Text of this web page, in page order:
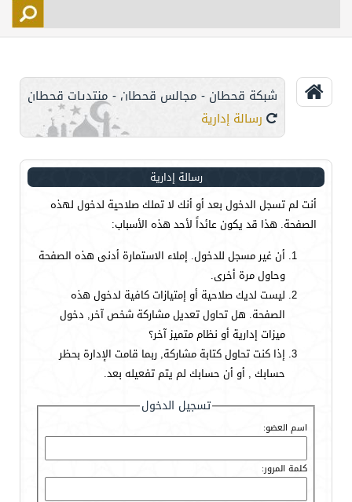
التحكم
شبكة قحطان - مجالس قحطان - منتديات قحطان
رسالة إدارية
رسالة إدارية
أنت لم تسجل الدخول بعد أو أنك لا تملك صلاحية لدخول لهذه
الصفحة. هذا قد يكون عائداً لأحد هذه الأسباب:
أن غير مسجل للدخول. إملاء الاستمارة أدنى هذه الصفحة
وحاول مرة أخرى.
ليست لديك صلاحية أو إمتيازات كافية لدخول هذه
الصفحة. هل تحاول تعديل مشاركة شخص آخر, دخول
ميزات إدارية أو نظام متميز آخر؟
إذا كنت تحاول كتابة مشاركة, ربما قامت الإدارة بحظر
حسابك , أو أن حسابك لم يتم تفعيله بعد.
تسجيل الدخول
اسم العضو:
كلمة المرور: